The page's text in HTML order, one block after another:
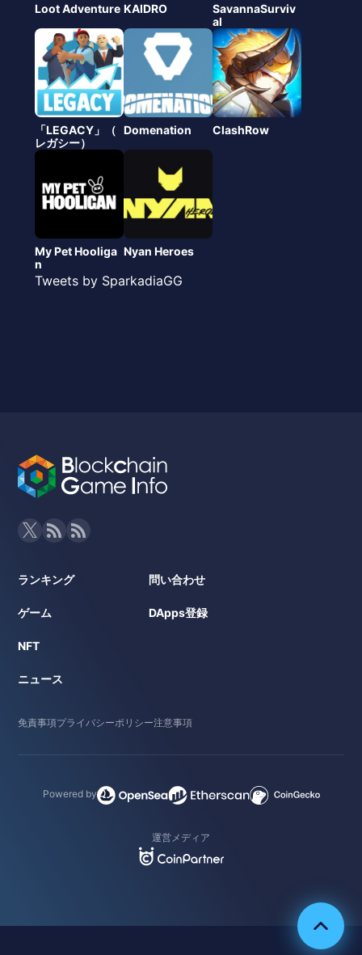
Loot Adventure KAIDRO
SavannaSurviv
al
「LEGACY」（
レガシー）
Domenation ClashRow
My Pet Hooliga
n
Nyan Heroes
Tweets by SparkadiaGG
ランキング
ゲーム
NFT
ニュース
問い合わせ
DApps登録
免責事項プライバシーポリシー注意事項
Powered by
運営メディア